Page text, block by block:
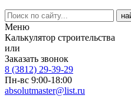
Меню
Калькулятор строительства
или
Заказать звонок
8 (3812) 29-39-29
Пн-вс 9:00-18:00
absolutmaster@list.ru